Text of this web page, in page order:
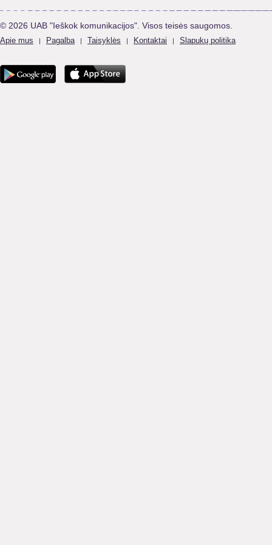
© 2026 UAB "Ieškok komunikacijos". Visos teisės saugomos.
Apie mus | Pagalba | Taisyklės | Kontaktai | Slapukų politika